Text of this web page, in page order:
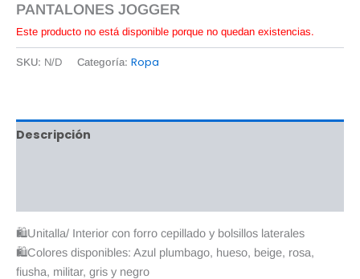
PANTALONES JOGGER
Este producto no está disponible porque no quedan existencias.
SKU: N/D Categoría: Ropa
Descripción
🛍Unitalla/ Interior con forro cepillado y bolsillos laterales
🛍Colores disponibles: Azul plumbago, hueso, beige, rosa,
fiusha, militar, gris y negro